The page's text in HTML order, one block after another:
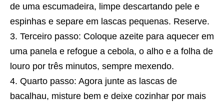
de uma escumadeira, limpe descartando pele e
espinhas e separe em lascas pequenas. Reserve.
Terceiro passo: Coloque azeite para aquecer em
uma panela e refogue a cebola, o alho e a folha de
louro por três minutos, sempre mexendo.
Quarto passo: Agora junte as lascas de
bacalhau, misture bem e deixe cozinhar por mais